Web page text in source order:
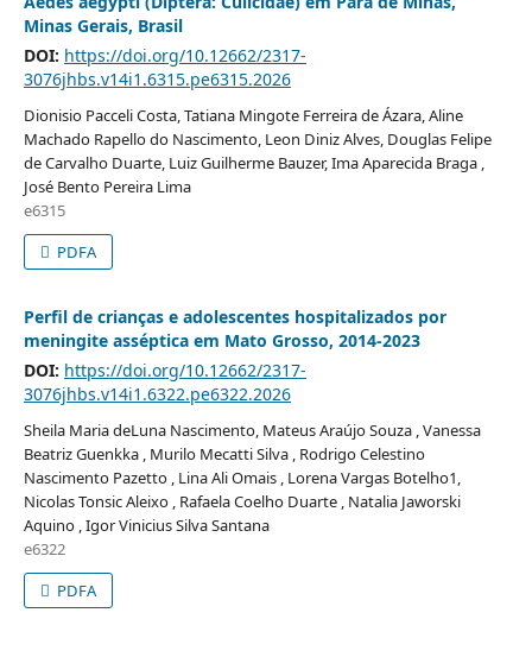
Minas Gerais, Brasil
DOI: https://doi.org/10.12662/2317-
3076jhbs.v14i1.6315.pe6315.2026
Dionisio Pacceli Costa, Tatiana Mingote Ferreira de Ázara, Aline
Machado Rapello do Nascimento, Leon Diniz Alves, Douglas Felipe
de Carvalho Duarte, Luiz Guilherme Bauzer, Ima Aparecida Braga ,
José Bento Pereira Lima
e6315
PDFA
Perfil de crianças e adolescentes hospitalizados por
meningite asséptica em Mato Grosso, 2014-2023
DOI: https://doi.org/10.12662/2317-
3076jhbs.v14i1.6322.pe6322.2026
Sheila Maria deLuna Nascimento, Mateus Araújo Souza , Vanessa
Beatriz Guenkka , Murilo Mecatti Silva , Rodrigo Celestino
Nascimento Pazetto , Lina Ali Omais , Lorena Vargas Botelho1,
Nicolas Tonsic Aleixo , Rafaela Coelho Duarte , Natalia Jaworski
Aquino , Igor Vinicius Silva Santana
e6322
PDFA